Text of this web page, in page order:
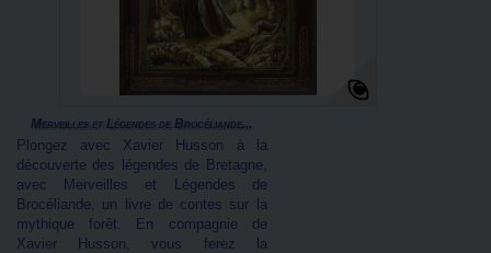
Merveilles et Légendes de Brocéliande...
Plongez avec Xavier Husson à la
découverte des légendes de Bretagne,
avec Merveilles et Légendes de
Brocéliande, un livre de contes sur la
mythique forêt. En compagnie de
Xavier Husson, vous ferez la